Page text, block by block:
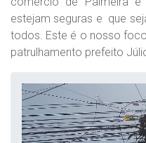
estejam seguras e que
todos. Este é o nosso
patrulhamento prefeito